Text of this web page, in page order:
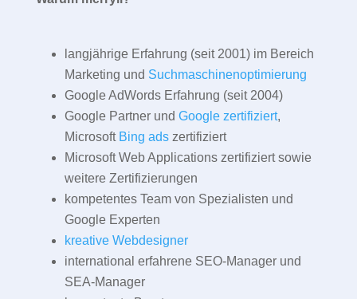
langjährige Erfahrung (seit 2001) im Bereich
Marketing und Suchmaschinenoptimierung
Google AdWords Erfahrung (seit 2004)
Google Partner und Google zertifiziert,
Microsoft Bing adszertifiziert
Microsoft Web Applications zertifiziert sowie
weitere Zertifizierungen
kompetentes Team von Spezialisten und
Google Experten
kreative Webdesigner
international erfahrene SEO-Manager und
SEA-Manager